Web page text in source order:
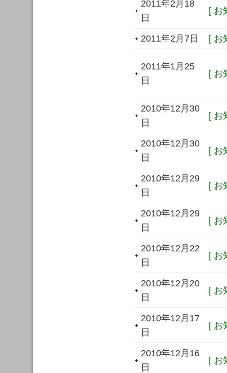
2011年2月18
日
[ お
2011年2月7日 [ お
2011年1月25
日
[ お
2010年12月30
日
[ お
2010年12月30
日
[ お
2010年12月29
日
[ お
2010年12月29
日
[ お
2010年12月22
日
[ お
2010年12月20
日
[ お
2010年12月17
日
[ お
2010年12月16
日
[ お